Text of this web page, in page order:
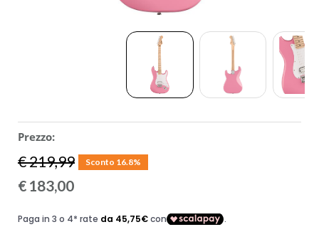
Prezzo:
€ 219,99 Sconto 16.8%
€ 183,00